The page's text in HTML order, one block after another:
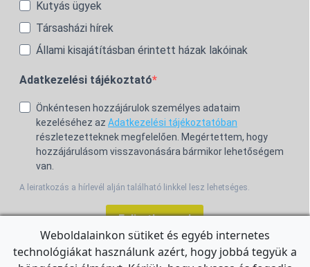
Kutyás ügyek
Társasházi hírek
Állami kisajátításban érintett házak lakóinak
Adatkezelési tájékoztató
Önkéntesen hozzájárulok személyes adataim
kezeléséhez az Adatkezelési tájékoztatóban
részletezetteknek megfelelően. Megértettem, hogy
hozzájárulásom visszavonására bármikor lehetőségem
van.
A leiratkozás a hírlevél alján található linkkel lesz lehetséges.
Feliratkozom!
Weboldalainkon sütiket és egyéb internetes
technológiákat használunk azért, hogy jobbá tegyük a